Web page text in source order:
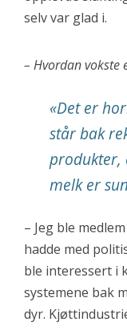
selv var glad i.
– Hvordan vokste
«Det er
står bak
produkter,
melk er
– Jeg ble
hadde med
ble interessert i
systemene bak
dyr.